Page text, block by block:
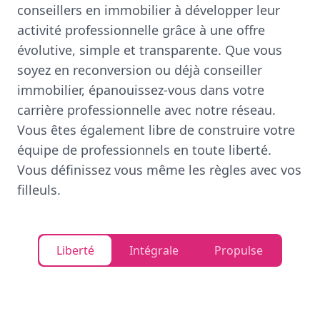
conseillers en immobilier à développer leur
activité professionnelle grâce à une offre
évolutive, simple et transparente. Que vous
soyez en reconversion ou déjà conseiller
immobilier, épanouissez-vous dans votre
carrière professionnelle avec notre réseau.
Vous êtes également libre de construire votre
équipe de professionnels en toute liberté.
Vous définissez vous même les règles avec vos
filleuls.
Liberté Intégrale Propulse